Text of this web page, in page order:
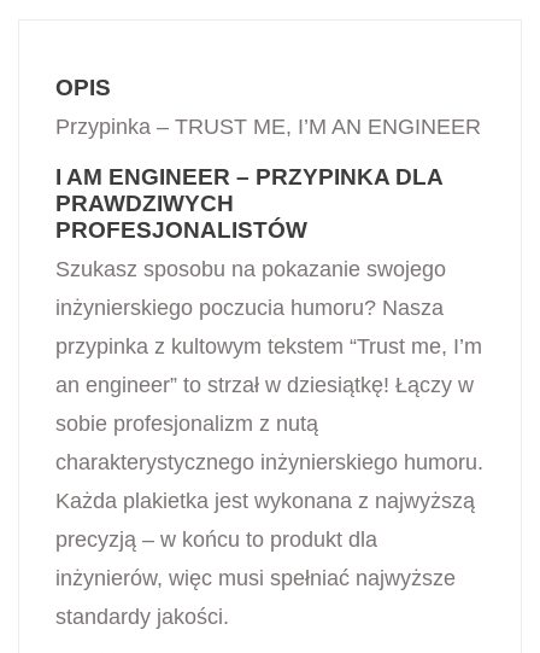
OPIS
Przypinka – TRUST ME, I’M AN ENGINEER
I AM ENGINEER – PRZYPINKA DLA
PRAWDZIWYCH
PROFESJONALISTÓW
Szukasz sposobu na pokazanie swojego
inżynierskiego poczucia humoru? Nasza
przypinka z kultowym tekstem “Trust me, I’m
an engineer” to strzał w dziesiątkę! Łączy w
sobie profesjonalizm z nutą
charakterystycznego inżynierskiego humoru.
Każda plakietka jest wykonana z najwyższą
precyzją – w końcu to produkt dla
inżynierów, więc musi spełniać najwyższe
standardy jakości.